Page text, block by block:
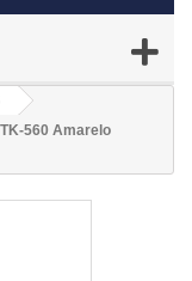
560 Amarelo